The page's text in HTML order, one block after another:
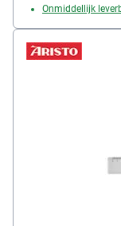
Onmiddellijk